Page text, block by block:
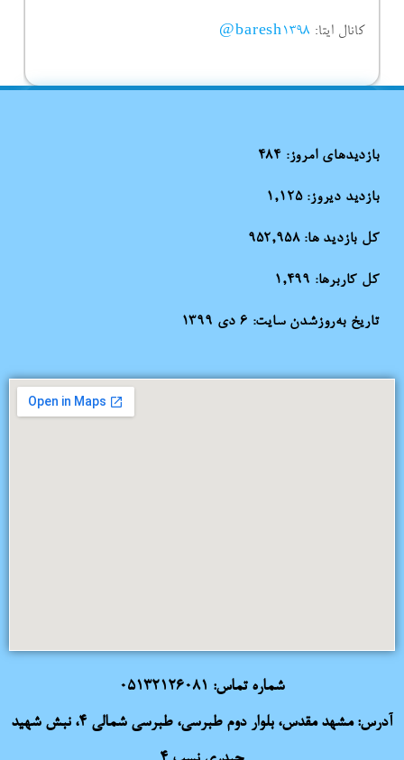
کانال ایتا: baresh1398@
بازدیدهای امروز:484
بازدید دیروز:1,125
کل بازدید ها:952,958
کل کاربرها: 1,499
تاریخ به‌روزشدن سایت: ۶ دی ۱۳۹۹
شماره تماس: 05132126081
آدرس: مشهد مقدس، بلوار دوم طبرسی، طبرسی شمالی 4، نبش شهید